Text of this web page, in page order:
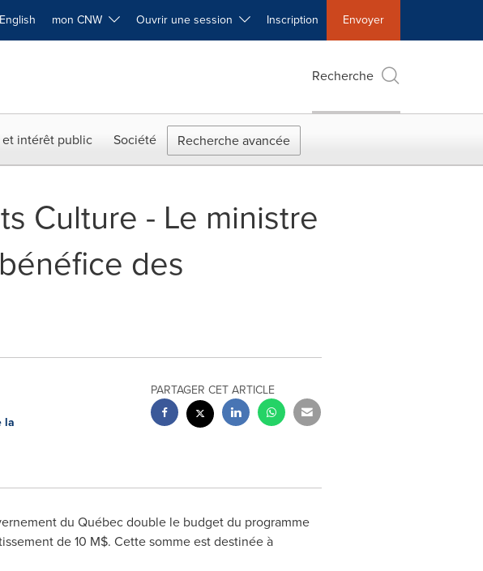
English mon CNW Ouvrir une session Inscription Envoyer
Recherche
intérêt public Société Recherche avancée
Culture - Le ministre
des
la
PARTAGER CET ARTICLE
du Québec double le budget du programme
de 10 M$. Cette somme est destinée à